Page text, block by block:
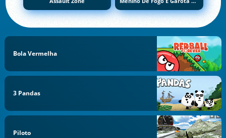
Bola Vermelha
3 Pandas
Piloto